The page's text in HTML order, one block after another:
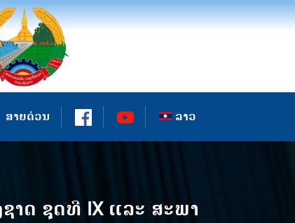
ສາຍດ່ວນ ລາວ
າດ ຊຸດທີ IX ແລະ ສະພາ